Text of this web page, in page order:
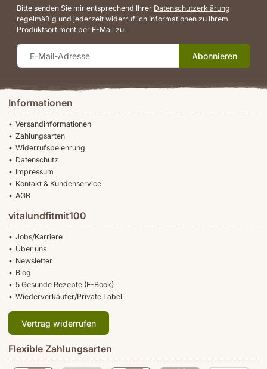
Informationen
Versandinformationen
Zahlungsarten
Widerrufsbelehrung
Datenschutz
Impressum
Kontakt & Kundenservice
AGB
vitalundfitmit100
Jobs/Karriere
Über uns
Newsletter
Blog
5 Gesunde Rezepte (E-Book)
Wiederverkäufer/Private Label
Vertrag widerrufen
Flexible Zahlungsarten
Bitte senden Sie mir entsprechend Ihrer Datenschutzerklärung
regelmäßig und jederzeit widerruflich Informationen zu Ihrem
Produktsortiment per E-Mail zu.
Abonnieren